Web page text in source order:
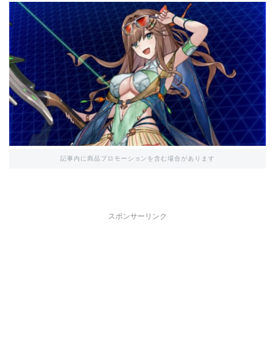
記事内に商品プロモーションを含む場合があります
スポンサーリンク